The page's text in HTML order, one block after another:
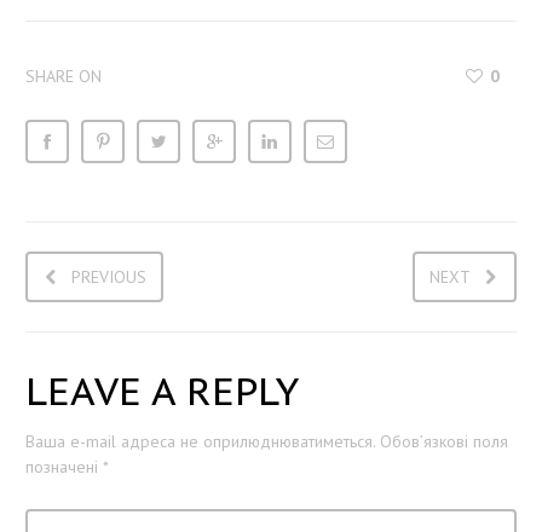
SHARE ON 0
PREVIOUS NEXT
LEAVE A REPLY
Ваша e-mail адреса не оприлюднюватиметься. Обов’язкові поля
позначені *